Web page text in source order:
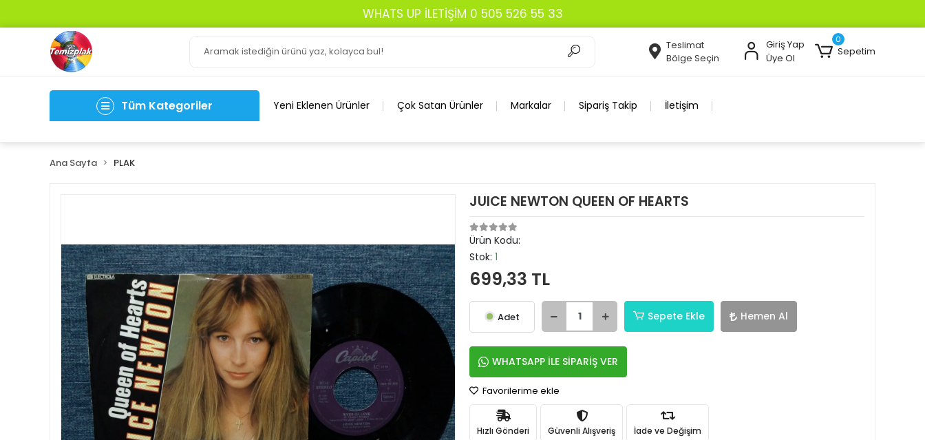
WHATS UP İLETİŞİM 0 505 526 55 33
Teslimat
Bölge Seçin
Giriş Yap
Üye Ol
0
Sepetim
Tüm Kategoriler Yeni Eklenen Ürünler Çok Satan Ürünler Markalar Sipariş Takip İletişim
Ana Sayfa PLAK
JUICE NEWTON QUEEN OF HEARTS
Ürün Kodu:
Stok: 1
699,33 TL
Adet Sepete Ekle Hemen Al
WHATSAPP İLE SİPARİŞ VER
Favorilerime ekle
Hızlı Gönderi Güvenli Alışveriş İade ve Değişim